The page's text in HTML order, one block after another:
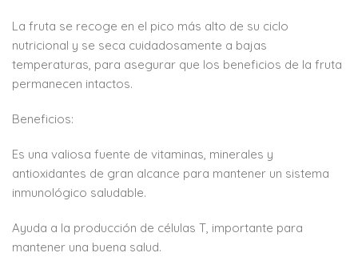
La fruta se recoge en el pico más alto de su ciclo
nutricional y se seca cuidadosamente a bajas
temperaturas, para asegurar que los beneficios de la fruta
permanecen intactos.
Beneficios:
Es una valiosa fuente de vitaminas, minerales y
antioxidantes de gran alcance para mantener un sistema
inmunológico saludable.
Ayuda a la producción de células T, importante para
mantener una buena salud.